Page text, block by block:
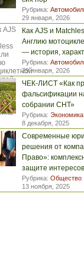
Рубрика:
29 января, 2026
Как AJS и
Англию
— история,
Рубрика:
29 января, 2026
ЧЕК-ЛИСТ «Как
фальсификации
собрании СНТ»
Рубрика: Экономика
8 декабря, 2025
Современные
решения от
Право»:
защите
Рубрика: Общество
13 ноября, 2025